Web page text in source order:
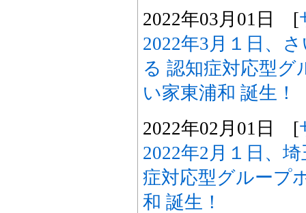
2022年03月01日 [
2022年3月１日、
る 認知症対応型
い家東浦和 誕生！
2022年02月01日 [
2022年2月１日、
症対応型グループ
和 誕生！